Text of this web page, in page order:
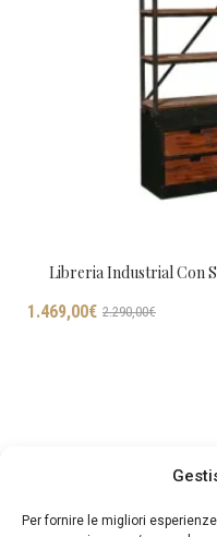
Per fornire le migliori
Libreria Industrial Con
2.290,00€
Il
1.469,00€Il